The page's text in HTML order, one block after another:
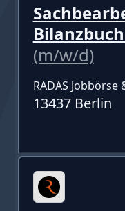
(m/w/d)
RADAS
13437 Berlin